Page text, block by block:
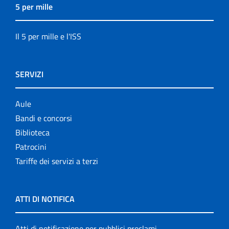
5 per mille
Il 5 per mille e l'ISS
SERVIZI
Aule
Bandi e concorsi
Biblioteca
Patrocini
Tariffe dei servizi a terzi
ATTI DI NOTIFICA